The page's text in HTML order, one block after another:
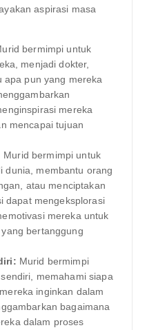
aspirasi masa
bermimpi untuk
menjadi dokter,
apa pun yang mereka
mereka
mencapai tujuan
Murid bermimpi untuk
dunia, membantu orang
atau menciptakan
dapat mengeksplorasi
mereka untuk
bertanggung
Murid bermimpi
memahami siapa
inginkan dalam
bagaimana
dalam proses